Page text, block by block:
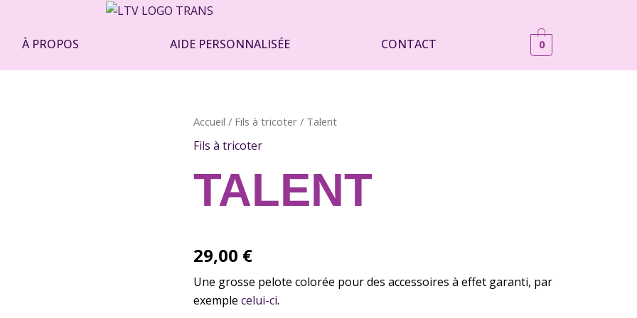
À PROPOS AIDE PERSONNALISÉE CONTACT 0
Accueil / Fils à tricoter / Talent
Fils à tricoter
TALENT
29,00 €
Une grosse pelote colorée pour des accessoires à effet garanti, par
exemple celui-ci.
quantité
Talent